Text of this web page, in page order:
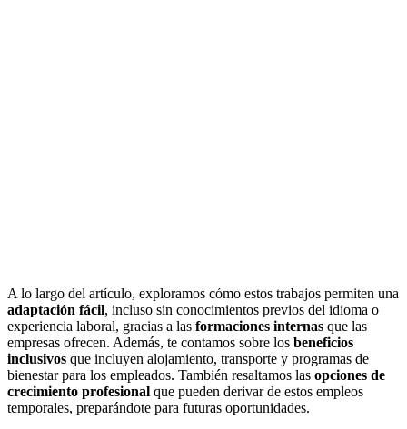
A lo largo del artículo, exploramos cómo estos trabajos permiten una
adaptación fácil, incluso sin conocimientos previos del idioma o
experiencia laboral, gracias a las formaciones internas que las
empresas ofrecen. Además, te contamos sobre los beneficios
inclusivos que incluyen alojamiento, transporte y programas de
bienestar para los empleados. También resaltamos las opciones de
crecimiento profesional que pueden derivar de estos empleos
temporales, preparándote para futuras oportunidades.